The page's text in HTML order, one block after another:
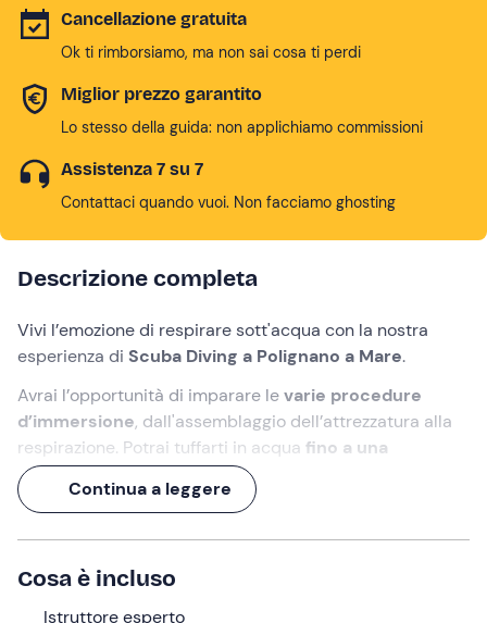
Italia sia per attrezzature che per organizzazione!
Cancellazione gratuita
Ok ti rimborsiamo, ma non sai cosa ti perdi
Miglior prezzo garantito
Lo stesso della guida: non applichiamo commissioni
Assistenza 7 su 7
Contattaci quando vuoi. Non facciamo ghosting
Descrizione completa
Vivi l’emozione di respirare sott'acqua con la nostra
esperienza di Scuba Diving a Polignano a Mare.
Avrai l’opportunità di imparare levarie procedure
d’immersione, dall'assemblaggio dell’attrezzatura alla
respirazione. Potrai tuffarti in acqua fino a una
profondità di 12 metriin totale sicurezza e con la
supervisione di un istruttore professionista
Non è richiesto alcun brevetto,
posto!
Continua a leggere
Cosa è incluso
Istruttore esperto